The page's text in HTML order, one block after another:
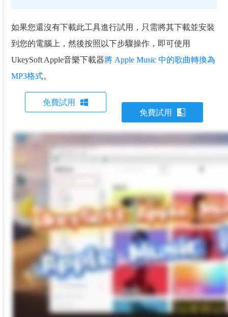
如果您還沒有下載此工具進行試用，只需將其下載並安裝
到您的電腦上，然後按照以下步驟操作，即可使用
UkeySoft Apple音樂下載器將 Apple Music 中的歌曲轉換為
MP3格式。
免費試用
免費試用